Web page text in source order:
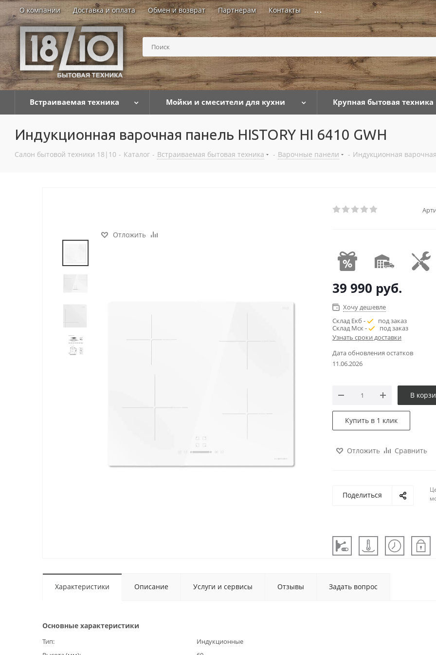
О компании Доставка и оплата Обмен и возврат Партнерам Контакты ...
Встраиваемая техника Мойки и смесители для кухни Крупная бытовая техника
Индукционная варочная панель HISTORY HI 6410 GWH
Салон бытовой техники 18|10 - Каталог - Встраиваемая бытовая техника - Варочные панели - Индукционная
Отложить
39 990 руб.
Хочу дешевле
Склад Екб -
под заказ
Склад Мск -
под заказ
Узнать сроки доставки
Дата обновления остатков
11.06.2026
В
Купить в 1 клик
Отложить Сравнить
Поделиться
Характеристики Описание Услуги и сервисы Отзывы Задать вопрос
Основные характеристики
Тип
Индукционные